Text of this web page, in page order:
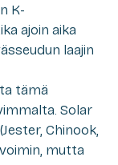
K-
ajoin aika
laajin
tämä
Solar
Chinook,
mutta